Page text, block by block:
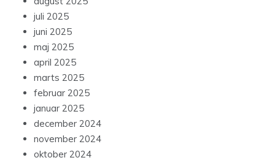
juli 2025
juni 2025
maj 2025
april 2025
marts 2025
februar 2025
januar 2025
december 2024
november 2024
oktober 2024